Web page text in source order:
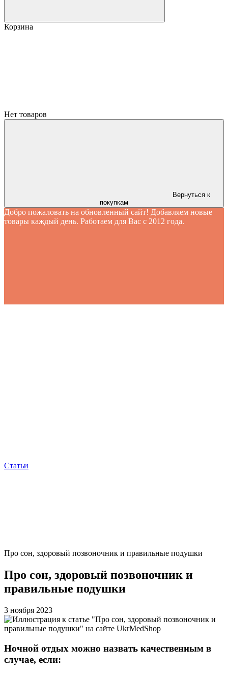
Корзина
Нет товаров
Вернуться к
покупкам
Добро пожаловать на обновленный сайт! Добавляем новые
товары каждый день. Работаем для Вас с 2012 года.
Статьи
Про сон, здоровый позвоночник и правильные подушки
Про сон, здоровый позвоночник и
правильные подушки
3 ноября 2023
Ночной отдых можно назвать качественным в
случае, если: